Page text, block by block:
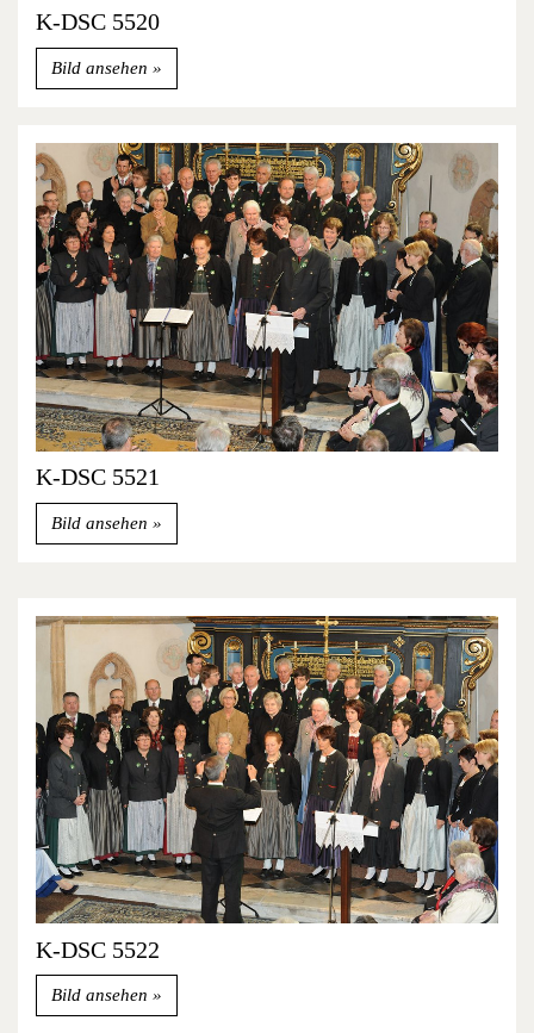
K-DSC 5520
Bild ansehen
K-DSC 5521
Bild ansehen
K-DSC 5522
Bild ansehen